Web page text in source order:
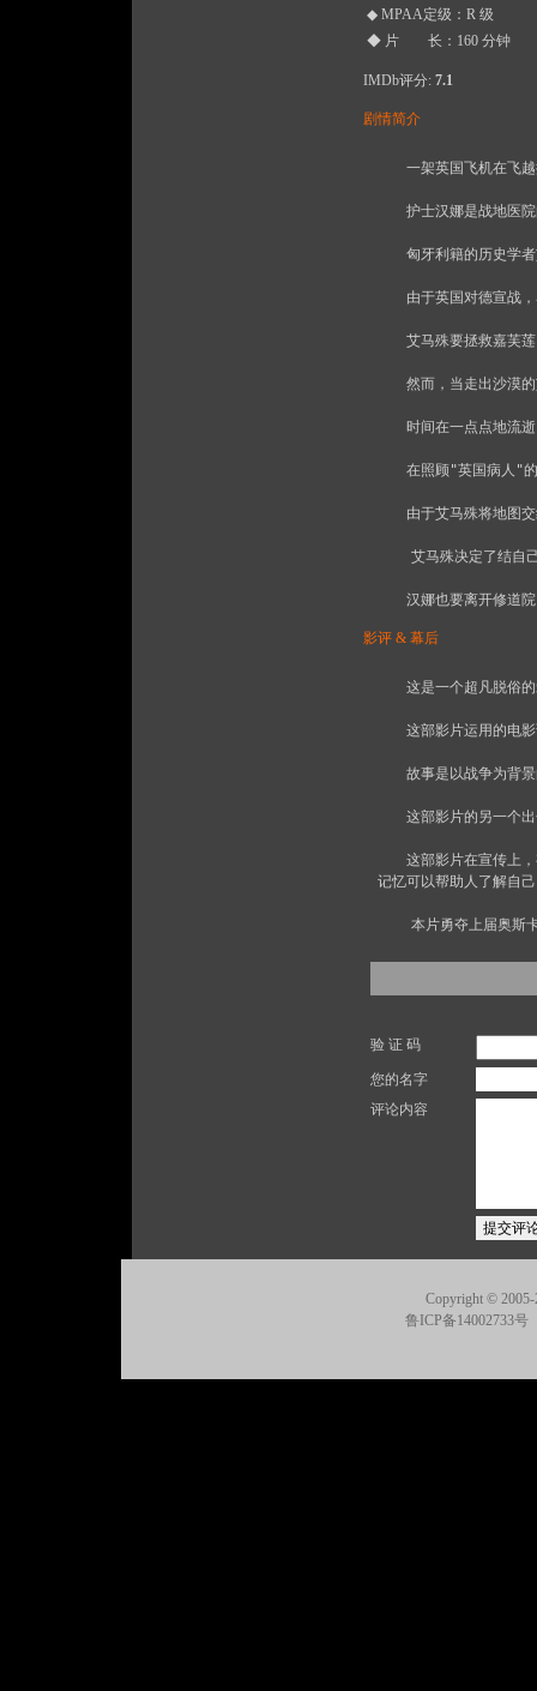
◆ MPAA定级：R 级
◆ 片 长：160 分钟
IMDb评分: 7.1
剧情简介
一架英国飞机在飞越
护士汉娜是战地医院
匈牙利籍的历史学者艾
由于英国对德宣战，
艾马殊要拯救嘉芙莲
然而，当走出沙漠的
时间在一点点地流逝
在照顾"英国病人"的日
由于艾马殊将地图交
艾马殊决定了结自
影评 & 幕后
这是一个超凡脱俗的
这部影片运用的电影
故事是以战争为背景
这部影片的另一个出
这部影片在宣传上，
记忆可以帮助人了解自
本片勇夺上届奥斯
验 证 码
您的名字
评论内容
Copyright © 2005-
鲁ICP备14002733号